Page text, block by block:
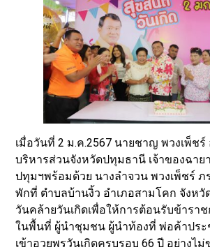
เมื่อวันที่ 2 ม.ค.2567 นายชาญ พวงเพ็ช
บริหารส่วนจังหวัดปทุมธานี เจ้าของฉาย
ปทุมฯพร้อมด้วย นางลำจวน พวงเพ็ชร์ ภ
พักที่ ตำบลบ้านงิ้ว อำเภอสามโคก จังหวั
วันคล้ายวันเกิดเพื่อให้การต้อนรับข้าราช
ในพื้นที่ ผู้นำชุมชน ผู้นำท้องที่ พ่อค้าประ
เข้าอวยพรวันเกิดครบรอบ 66 ปี อย่างไ